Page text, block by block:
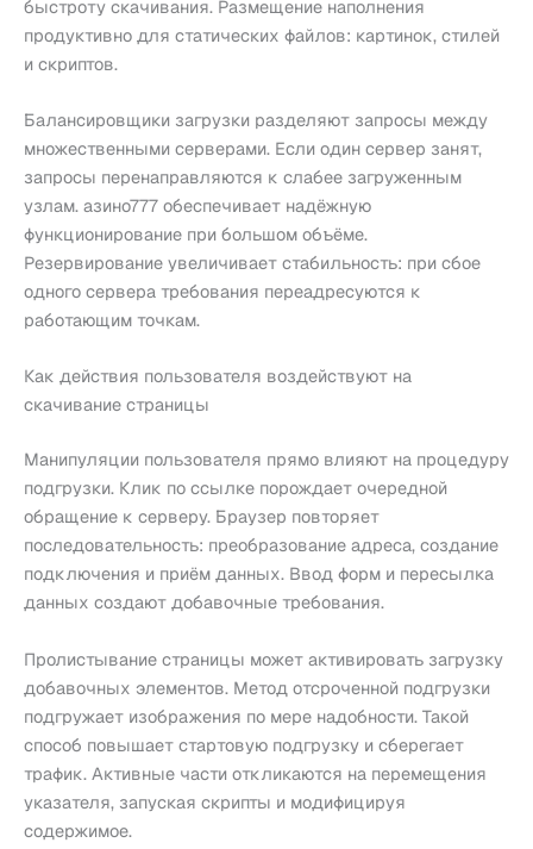
быстроту скачивания. Размещение наполнения
продуктивно для статических файлов: картинок, стилей
и скриптов.
Балансировщики загрузки разделяют запросы между
множественными серверами. Если один сервер занят,
запросы перенаправляются к слабее загруженным
узлам. азино777 обеспечивает надёжную
функционирование при большом объёме.
Резервирование увеличивает стабильность: при сбое
одного сервера требования переадресуются к
работающим точкам.
Как действия пользователя воздействуют на
скачивание страницы
Манипуляции пользователя прямо влияют на процедуру
подгрузки. Клик по ссылке порождает очередной
обращение к серверу. Браузер повторяет
последовательность: преобразование адреса, создание
подключения и приём данных. Ввод форм и пересылка
данных создают добавочные требования.
Пролистывание страницы может активировать загрузку
добавочных элементов. Метод отсроченной подгрузки
подгружает изображения по мере надобности. Такой
способ повышает стартовую подгрузку и сберегает
трафик. Активные части откликаются на перемещения
указателя, запуская скрипты и модифицируя
содержимое.